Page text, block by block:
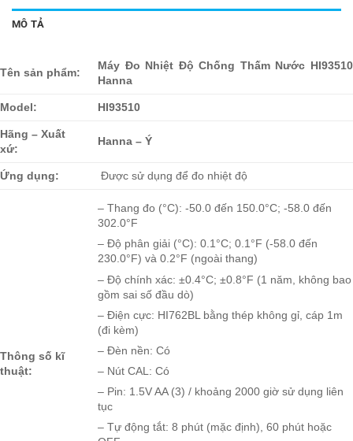
MÔ TẢ
Tên sản phẩm:
Máy Đo Nhiệt Độ Chống Thấm Nước HI93510
Hanna
Model: HI93510
Hãng – Xuất
xứ:
Hanna – Ý
Ứng dụng: Được sử dụng để đo nhiệt độ
Thông số kĩ
thuật:
– Thang đo (°C): -50.0 đến 150.0°C; -58.0 đến
302.0°F
– Độ phân giải (°C): 0.1°C; 0.1°F (-58.0 đến
230.0°F) và 0.2°F (ngoài thang)
– Độ chính xác: ±0.4°C; ±0.8°F (1 năm, không bao
gồm sai số đầu dò)
– Điện cực: HI762BL bằng thép không gỉ, cáp 1m
(đi kèm)
– Đèn nền: Có
– Nút CAL: Có
– Pin: 1.5V AA (3) / khoảng 2000 giờ sử dụng liên
tục
– Tự động tắt: 8 phút (mặc định), 60 phút hoặc